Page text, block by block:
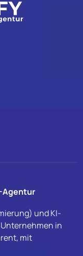
Agentur
und KI-
in
mit